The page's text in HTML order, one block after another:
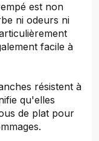
est non
ni odeurs ni
facile à
résistent à
qu'elles
de plat pour